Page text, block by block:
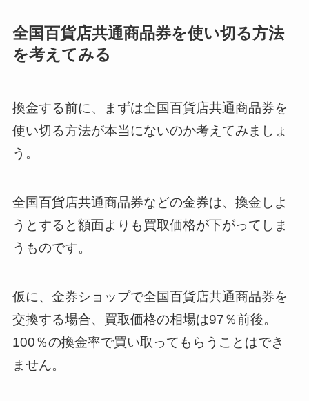
全国百貨店共通商品券を使い切る方法
を考えてみる
換金する前に、まずは全国百貨店共通商品券を
使い切る方法が本当にないのか考えてみましょ
う。
全国百貨店共通商品券などの金券は、換金しよ
うとすると額面よりも買取価格が下がってしま
うものです。
仮に、金券ショップで全国百貨店共通商品券を
交換する場合、買取価格の相場は97％前後。
100％の換金率で買い取ってもらうことはでき
ません。